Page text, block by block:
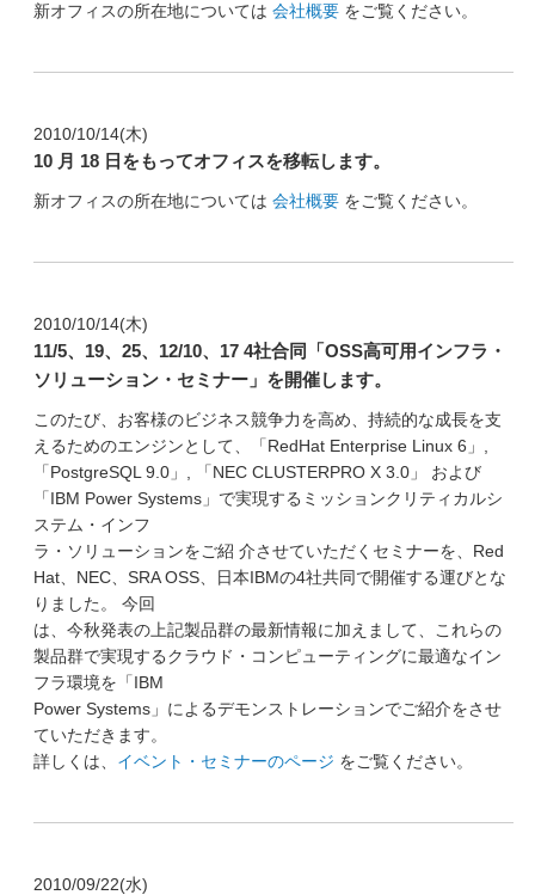
新オフィスの所在地については 会社概要をご覧ください。
2010/10/14(木)
10 月 18 日をもってオフィスを移転します。
新オフィスの所在地については 会社概要をご覧ください。
2010/10/14(木)
11/5、19、25、12/10、17 4社合同「OSS高可用インフラ・
ソリューション・セミナー」を開催します。
このたび、お客様のビジネス競争力を高め、持続的な成長を支
えるためのエンジンとして、「RedHat Enterprise Linux 6」,
「PostgreSQL 9.0」, 「NEC CLUSTERPRO X 3.0」 および
「IBM Power Systems」で実現するミッションクリティカルシ
ステム・インフ
ラ・ソリューションをご紹 介させていただくセミナーを、Red
Hat、NEC、SRA OSS、日本IBMの4社共同で開催する運びとな
りました。 今回
は、今秋発表の上記製品群の最新情報に加えまして、これらの
製品群で実現するクラウド・コンピューティングに最適なイン
フラ環境を「IBM
Power Systems」によるデモンストレーションでご紹介をさせ
ていただきます。
詳しくは、 イベント・セミナーのページ をご覧ください。
2010/09/22(水)